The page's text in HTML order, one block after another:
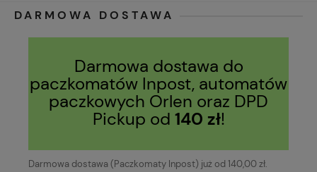
DARMOWA DOSTAWA
Darmowa dostawa do
paczkomatów Inpost, automatów
paczkowych Orlen oraz DPD
Pickup od 140 zł!
Darmowa dostawa (Paczkomaty Inpost) już od 140,00 zł.